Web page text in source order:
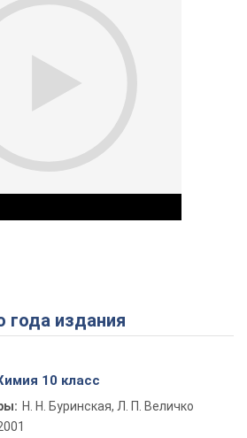
Play Video
года издания
10 класс
Н. Н. Буринская, Л. П. Величко